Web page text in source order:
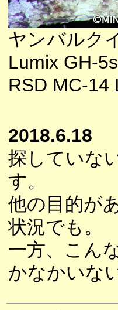
ヤンバルク
Lumix GH-
RSD MC-14
2018.6.18
探していな
す。
他の目的が
状況でも。
一方、こん
かなかいな